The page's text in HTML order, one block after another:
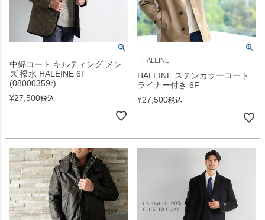
中綿コート キルティング メン
ズ 撥水 HALEINE 6F
(08000359r)
¥27,500税込
HALEINE
HALEINE ステンカラーコート
ライナー付き 6F
¥27,500税込